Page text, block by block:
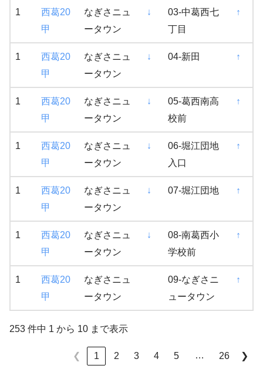
1
西葛20
甲
なぎさニュ
ータウン
↓
03-中葛西七
丁目
↑
1
西葛20
甲
なぎさニュ
ータウン
↓ 04-新田 ↑
1
西葛20
甲
なぎさニュ
ータウン
↓
05-葛西南高
校前
↑
1
西葛20
甲
なぎさニュ
ータウン
↓
06-堀江団地
入口
↑
1
西葛20
甲
なぎさニュ
ータウン
↓ 07-堀江団地 ↑
1
西葛20
甲
なぎさニュ
ータウン
↓
08-南葛西小
学校前
↑
1
西葛20
甲
なぎさニュ
ータウン
09-なぎさニ
ュータウン
↑
253 件中 1 から 10 まで表示
❮ 1 2 3 4 5 … 26 ❯